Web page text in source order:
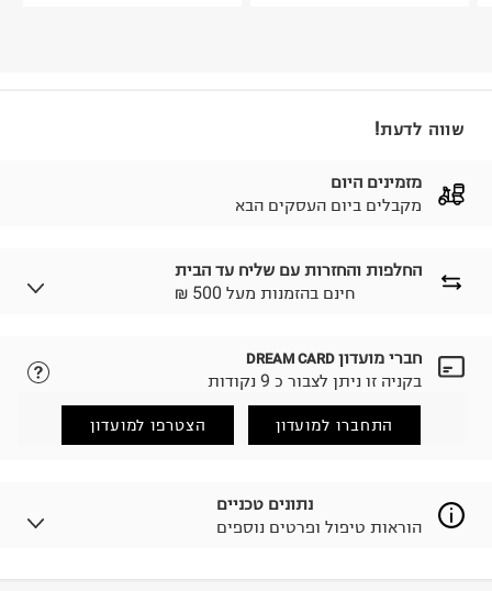
שווה לדעת!
מזמינים היום
מקבלים ביום העסקים הבא
החלפות והחזרות עם שליח עד הבית
₪ חינם בהזמנות מעל 500
לבחירת בשיטת המשלוח המתאימה לכם,
הזמנתם והתחרטתם?
(במקום ב-19.9 ₪) לזמן מוגבל! חינם בהזמנות מעל 500 ₪.
למידע נא ללחוץ כאן
.
לפני החזרת החבילה, חשוב להדביק את מדבקת הגוביינא על
פריטים שבירים יש להחזיר עם שליח דרך ממשק ההחזרות
חברי מועדון DREAM CARD
בקניה זו ניתן לצבור כ 9 נקודות
התחברו למועדון הצטרפו למועדון
נתונים טכניים
הוראות טיפול ופרטים נוספים